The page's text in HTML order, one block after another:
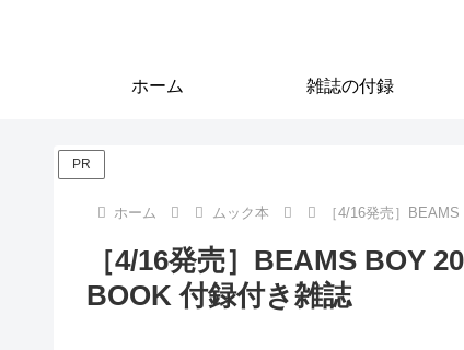
ホーム 雑誌の付録
PR
ホーム ムック本 ［4/16発売］
［4/16発売］BEAMS BOY
BOOK 付録付き雑誌